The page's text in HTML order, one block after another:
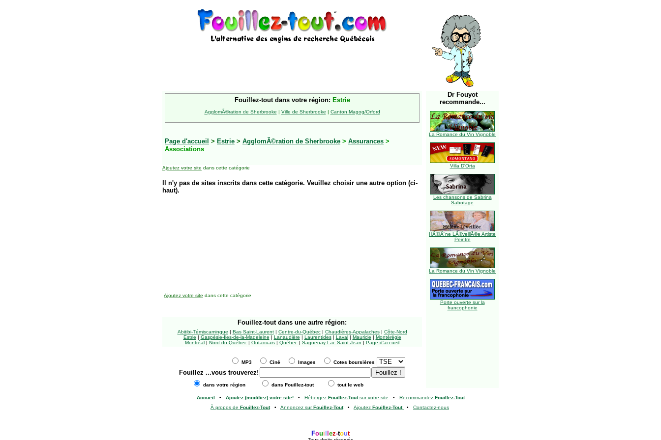
Fouillez-tout dans votre région: Estrie
AgglomÃ©ration de Sherbrooke | Ville de Sherbrooke | Canton Magog/Orford
Page d'accueil > Estrie > AgglomÃ©ration de Sherbrooke > Assurances >
Associations
Ajoutez votre site dans cette catégorie
Il n'y pas de sites inscrits dans cette catégorie. Veuillez choisir une autre option (ci-
haut).
Dr Fouyot
recommande...
La Romance du Vin Vignoble
Villa D'Orta
Les chansons de Sabrina
Sabotage
HÃ©lÃ¨ne LÃ©veillÃ©e Artiste
Peintre
La Romance du Vin Vignoble
Porte ouverte sur la
francophonie
Ajoutez votre site dans cette catégorie
Fouillez-tout dans une autre région:
Abitibi-Témiscamingue | Bas Saint-Laurent| Centre-du-Québec| Chaudières-Appalaches| Côte-Nord
Estrie | Gaspésie-Îles-de-la-Madeleine | Lanaudière | Laurentides| Laval| Mauricie | Montérégie
Montréal | Nord-du-Québec | Outaouais | Québec | Saguenay-Lac-Saint-Jean | Page d'accueil
MP3 Ciné Images Cotes boursières
Fouillez ...vous trouverez!
dans votre région dans Fouillez-tout tout le web
Accueil • Ajoutez (modifiez) votre site!• Hébergez Fouillez-Toutsur votre site • Recommandez Fouillez-Tout
À propos de Fouillez-Tout• Annoncez surFouillez-Tout• Ajoutez Fouillez-Tout • Contactez-nous
Foui ez-tout